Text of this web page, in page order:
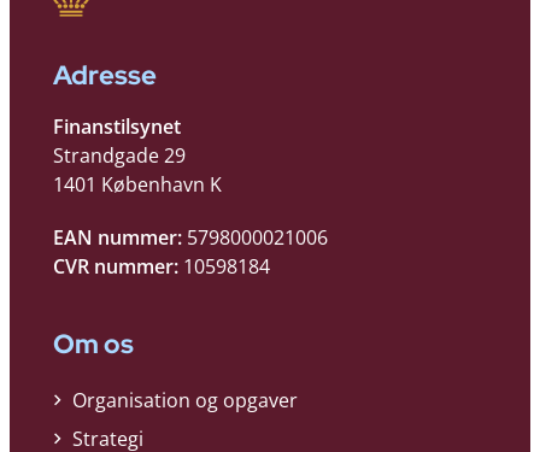
Adresse
Finanstilsynet
Strandgade 29
1401 København K
EAN nummer: 5798000021006
CVR nummer: 10598184
Om os
Organisation og opgaver
Strategi